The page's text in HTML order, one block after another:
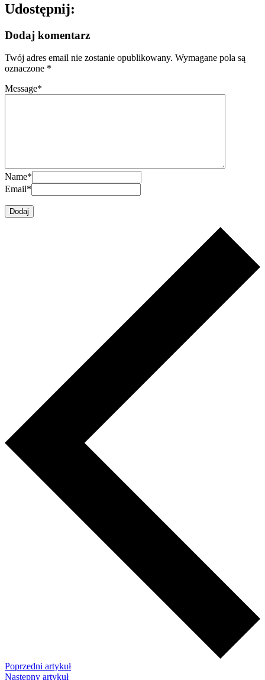
Udostępnij:
Dodaj komentarz
Twój adres email nie zostanie opublikowany. Wymagane pola są
oznaczone *
Message*
Name*
Email*
Poprzedni artykuł
Następny artykuł